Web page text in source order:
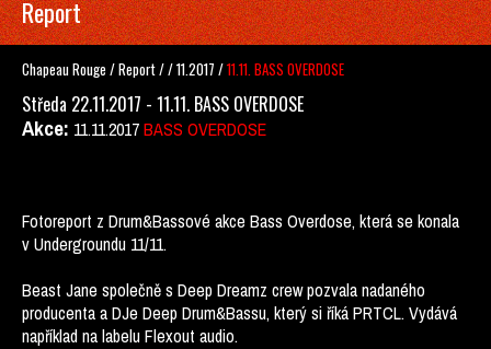
Report
Chapeau Rouge /Report//11.2017 /11.11. BASS OVERDOSE
Středa 22.11.2017 - 11.11. BASS OVERDOSE
Akce: 11.11.2017BASS OVERDOSE
Fotoreport z Drum&Bassové akce Bass Overdose, která se konala
v Undergroundu 11/11.
Beast Jane společně s Deep Dreamz crew pozvala nadaného
producenta a DJe Deep Drum&Bassu, který si říká PRTCL. Vydává
například na labelu Flexout audio.